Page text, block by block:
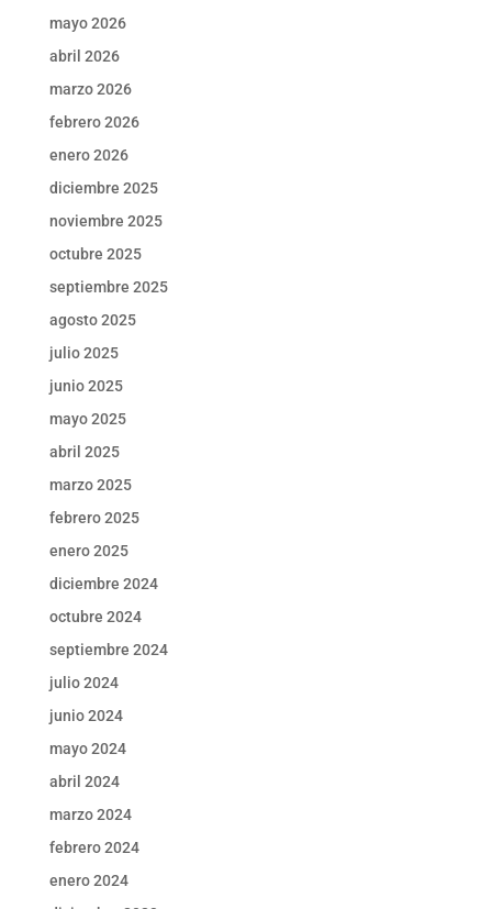
mayo 2026
abril 2026
marzo 2026
febrero 2026
enero 2026
diciembre 2025
noviembre 2025
octubre 2025
septiembre 2025
agosto 2025
julio 2025
junio 2025
mayo 2025
abril 2025
marzo 2025
febrero 2025
enero 2025
diciembre 2024
octubre 2024
septiembre 2024
julio 2024
junio 2024
mayo 2024
abril 2024
marzo 2024
febrero 2024
enero 2024